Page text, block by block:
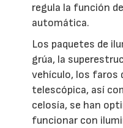
regula la función
automática.
Los paquetes de
grúa, la
vehículo, los faros
telescópica, así
celosía, se han
funcionar con